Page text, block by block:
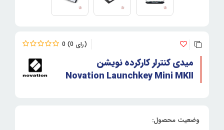
0 0
میدی کنترلر کارکرده نویشن
Novation Launchkey Mini MKII
وضعیت محصول: